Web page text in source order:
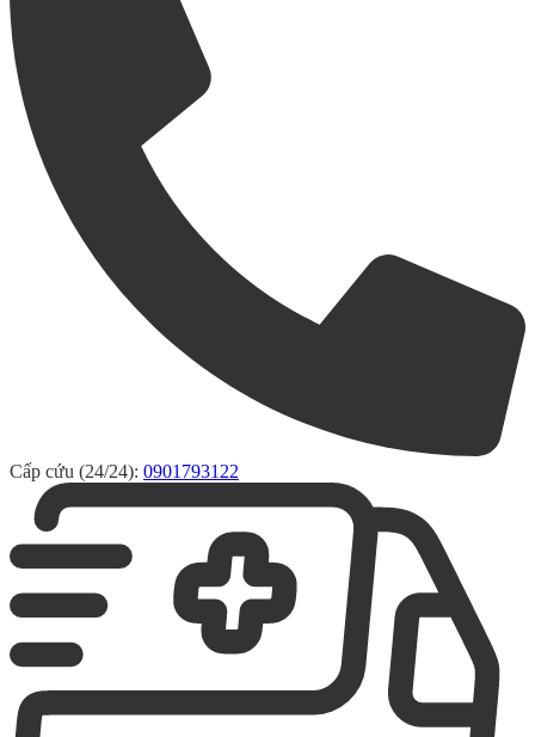
Cấp cứu (24/24): 0901793122